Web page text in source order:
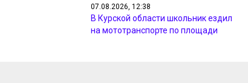
07.08.2026, 12:38
В Курской области школьник ездил
на мототранспорте по площади